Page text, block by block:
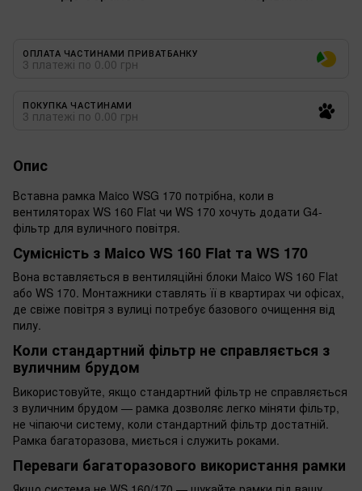
ОПЛАТА ЧАСТИНАМИ ПРИВАТБАНКУ
3 платежі по 0.00 грн
ПОКУПКА ЧАСТИНАМИ
3 платежі по 0.00 грн
Опис
Вставна рамка Maico WSG 170 потрібна, коли в
вентиляторах WS 160 Flat чи WS 170 хочуть додати G4-
фільтр для вуличного повітря.
Сумісність з Maico WS 160 Flat та WS 170
Вона вставляється в вентиляційні блоки Maico WS 160 Flat
або WS 170. Монтажники ставлять її в квартирах чи офісах,
де свіже повітря з вулиці потребує базового очищення від
пилу.
Коли стандартний фільтр не справляється з
вуличним брудом
Використовуйте, якщо стандартний фільтр не справляється
з вуличним брудом — рамка дозволяє легко міняти фільтр,
не чіпаючи систему, коли стандартний фільтр достатній.
Рамка багаторазова, миється і служить роками.
Переваги багаторазового використання рамки